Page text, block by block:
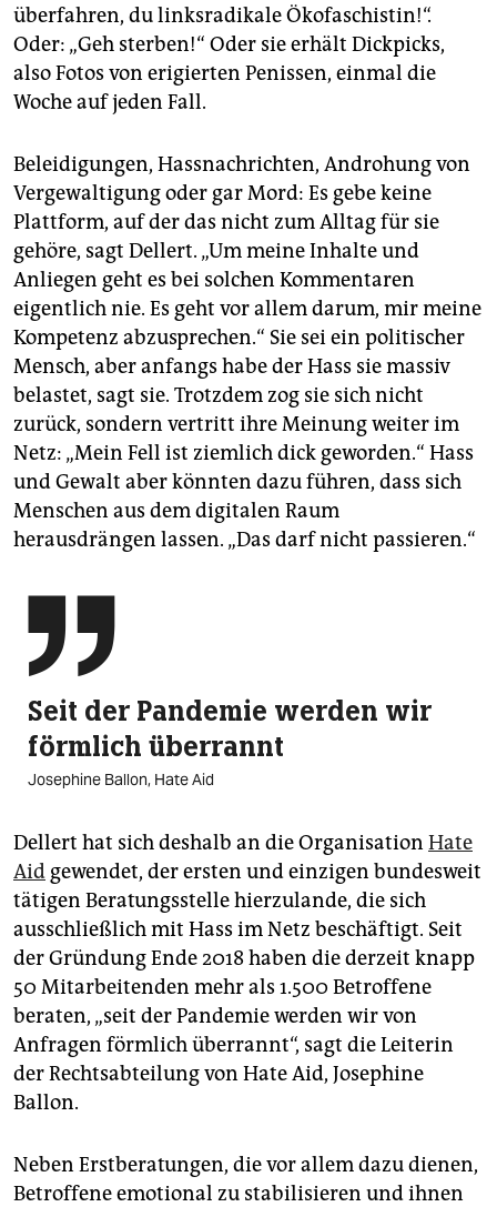
überfahren, du linksradikale Ökofaschistin!“.
Oder: „Geh sterben!“ Oder sie erhält Dickpicks,
also Fotos von erigierten Penissen, einmal die
Woche auf jeden Fall.
Beleidigungen, Hassnachrichten, Androhung von
Vergewaltigung oder gar Mord: Es gebe keine
Plattform, auf der das nicht zum Alltag für sie
gehöre, sagt Dellert. „Um meine Inhalte und
Anliegen geht es bei solchen Kommentaren
eigentlich nie. Es geht vor allem darum, mir meine
Kompetenz abzusprechen.“ Sie sei ein politischer
Mensch, aber anfangs habe der Hass sie massiv
belastet, sagt sie. Trotzdem zog sie sich nicht
zurück, sondern vertritt ihre Meinung weiter im
Netz: „Mein Fell ist ziemlich dick geworden.“ Hass
und Gewalt aber könnten dazu führen, dass sich
Menschen aus dem digitalen Raum
herausdrängen lassen. „Das darf nicht passieren.“

Seit der Pan­demie werden wir
förmlich überrannt
Josephine Ballon, Hate Aid
Dellert hat sich deshalb an die Organisation Hate
Aid gewendet, der ersten und einzigen bundesweit
tätigen Beratungsstelle hierzulande, die sich
ausschließlich mit Hass im Netz beschäftigt. Seit
der Gründung Ende 2018 haben die derzeit knapp
50 Mitarbeitenden mehr als 1.500 Betroffene
beraten, „seit der Pandemie werden wir von
Anfragen förmlich überrannt“, sagt die Leiterin
der Rechtsabteilung von Hate Aid, Josephine
Ballon.
Neben Erstberatungen, die vor allem dazu dienen,
Betroffene emotional zu stabilisieren und ihnen